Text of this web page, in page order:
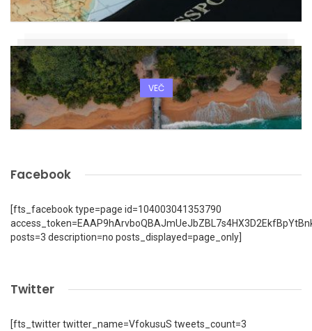
VEČ
Facebook
[fts_facebook type=page id=104003041353790
posts=3 description=no posts_displayed=page_only]
Twitter
[fts_twitter twitter_name=VfokusuS tweets_count=3